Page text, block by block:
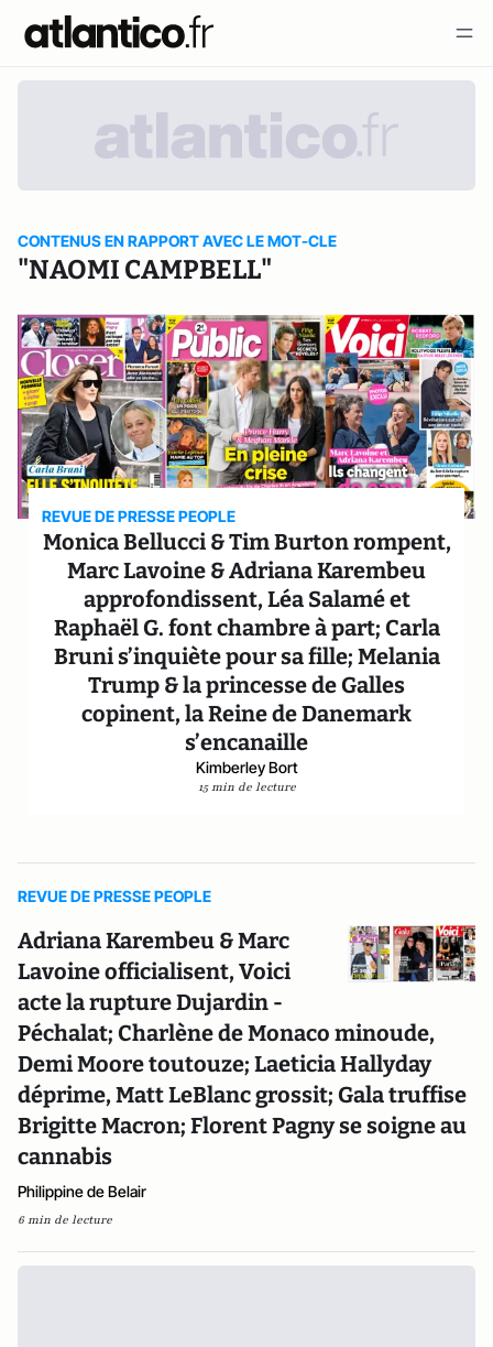
CONTENUS EN RAPPORT AVEC LE MOT-CLE
"NAOMI CAMPBELL"
REVUE DE PRESSE PEOPLE
Monica Bellucci & Tim Burton rompent,
Marc Lavoine & Adriana Karembeu
approfondissent, Léa Salamé et
Raphaël G. font chambre à part; Carla
Bruni s’inquiète pour sa fille; Melania
Trump & la princesse de Galles
copinent, la Reine de Danemark
s’encanaille
Kimberley Bort
15 min de lecture
REVUE DE PRESSE PEOPLE
Adriana Karembeu & Marc
Lavoine officialisent, Voici
acte la rupture Dujardin -
Péchalat; Charlène de Monaco minoude,
Demi Moore toutouze; Laeticia Hallyday
déprime, Matt LeBlanc grossit; Gala truffise
Brigitte Macron; Florent Pagny se soigne au
cannabis
Philippine de Belair
6 min de lecture